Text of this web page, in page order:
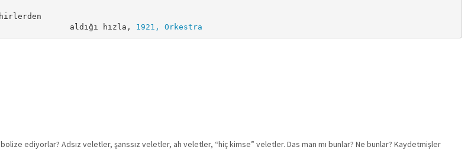
aldığı hızla,
1921, Orkestra
ediyorlar? Adsız veletler, şanssız veletler, ah veletler, “hiç kimse” veletler. Das man mı bunlar? Ne bunlar? Kaydetmişler